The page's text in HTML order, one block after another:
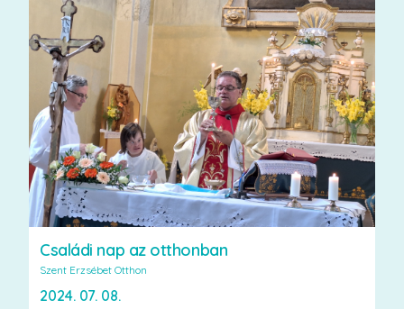
Családi nap az otthonban
Szent Erzsébet Otthon
2024. 07. 08.